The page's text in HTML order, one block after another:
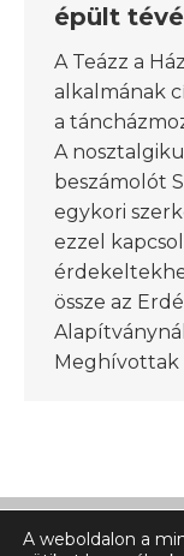
épült
A Teázz a
alkalmának
a
A
beszámolót
egykori
ezzel
össze az
Meghívottak
A weboldalon a